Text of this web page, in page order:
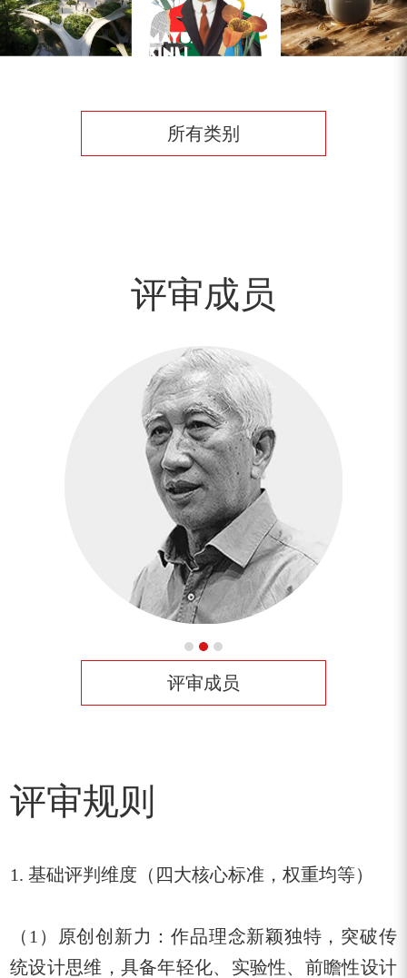
所有类别
评审成员
评审成员
评审规则
1. 基础评判维度（四大核心标准，权重均等）
（1）原创创新力：作品理念新颖独特，突破传
统设计思维，具备年轻化、实验性、前瞻性设计